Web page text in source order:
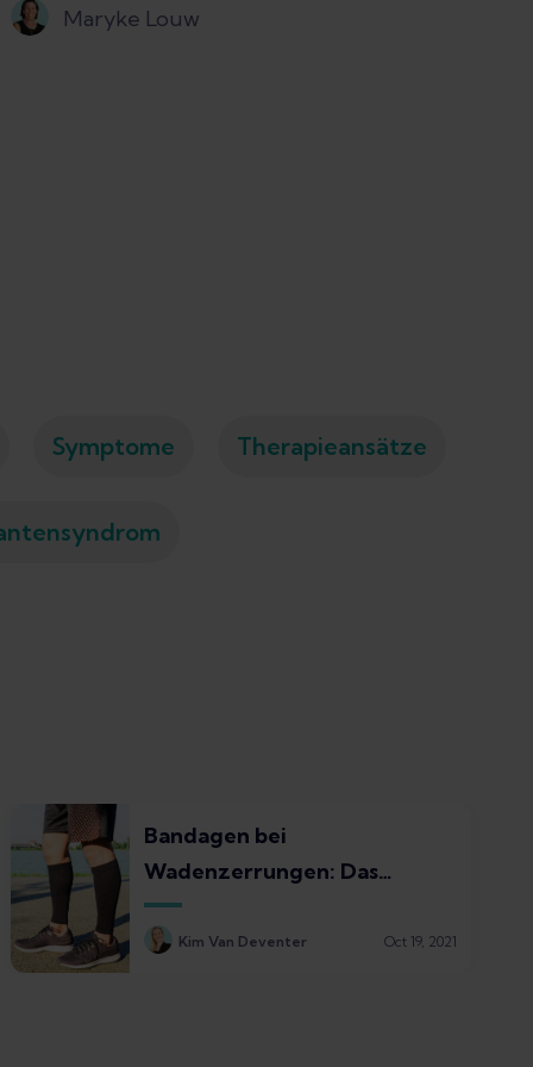
Maryke Louw
Symptome Therapieansätze
Bandagen bei
Wadenzerrungen: Das
solltest du wissen
Kim Van Deventer Oct 19, 2021